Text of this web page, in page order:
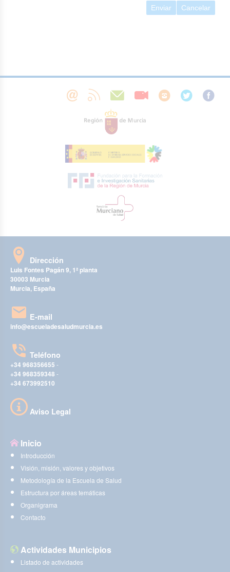
Enviar Cancelar
Dirección
Luis Fontes Pagán 9, 1ª planta
30003 Murcia
Murcia, España
E-mail
info@escueladesaludmurcia.es
Teléfono
+34 968356655 -
+34 968359348 -
+34 673992510
Aviso Legal
Inicio
Introducción
Visión, misión, valores y objetivos
Metodología de la Escuela de Salud
Estructura por áreas temáticas
Organigrama
Contacto
Actividades Municipios
Listado de actividades